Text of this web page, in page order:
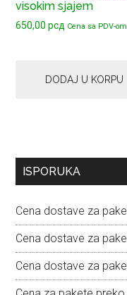
visokim sjajem
650,00рсд Cena sa PDV-om
DODAJ U KORPU
Primary
ISPORUKA
Cena dostave za
Cena dostave za
Cena dostave za